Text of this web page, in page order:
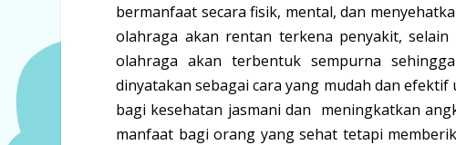
bermanfaat secara fisik, mental, dan
olahraga akan rentan terkena penyakit,
olahraga akan terbentuk sempurna
dinyatakan sebagai cara yang mudah dan
bagi kesehatan jasmani dan meningkatkan
manfaat bagi orang yang sehat tetapi